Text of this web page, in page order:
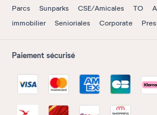
Parcs
Sunparks CSE/Amicales TO
immobilier
Senioriales Corporate
Paiement sécurisé